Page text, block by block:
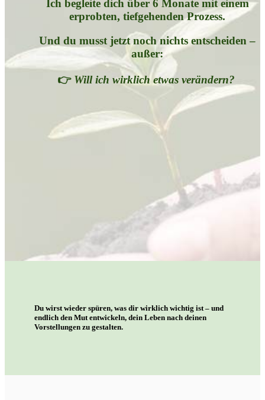
Ich begleite dich über 6 Monate mit einem
erprobten, tiefgehenden Prozess.
Und du musst jetzt noch nichts entscheiden –
außer:
👉 Will ich wirklich etwas verändern?
Du wirst wieder spüren, was dir wirklich wichtig ist – und
endlich den Mut entwickeln, dein Leben nach deinen
Vorstellungen zu gestalten.